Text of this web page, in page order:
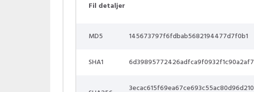
Fil detaljer
MD5 145673797f6fdbab5682194477d7f0b1
SHA1